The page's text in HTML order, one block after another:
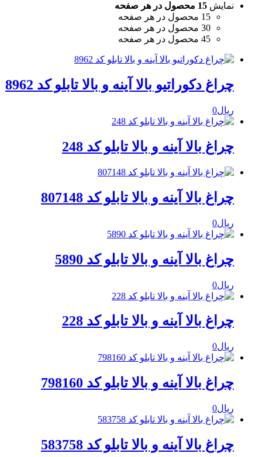
نمایش 15 محصول در هر صفحه
15 محصول در هر صفحه
30 محصول در هر صفحه
45 محصول در هر صفحه
چراغ دکوراتیو بالا آینه و بالا تابلو کد 8962
ریال0
چراغ بالا آینه و بالا تابلو کد 248
چراغ بالا آینه و بالا تابلو کد 807148
ریال0
چراغ بالا آینه و بالا تابلو کد 5890
ریال0
چراغ بالا آینه و بالا تابلو کد 228
ریال0
چراغ بالا آینه و بالا تابلو کد 798160
ریال0
چراغ بالا آینه و بالا تابلو کد 583758